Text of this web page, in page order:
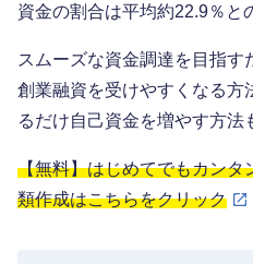
資金の割合は平均約22.9％と
スムーズな資金調達を目指す
創業融資を受けやすくなる方
るだけ自己資金を増やす方法
【無料】はじめてでもカンタ
類作成はこちらをクリック